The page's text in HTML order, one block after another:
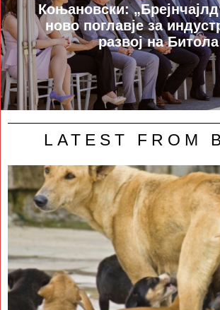
Коњановски:
ново поглавје за
развој на Битола
LATEST FROM